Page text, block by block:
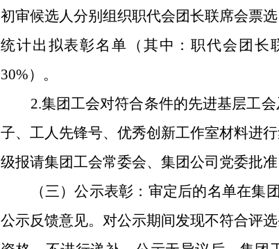
初审候选人分别组织职代会团长联席会票
统计出拟表彰名单（其中：职代会团长
30%）。
2.集团工会对符合条件的先进基层工
子、工人先锋号、优秀创新工作室材料进
级报请集团工会常委会、集团公司党委批准
（三）公示表彰：审定后的名单在集
公示反馈意见。对公示期间发现不符合评